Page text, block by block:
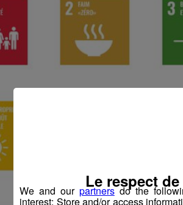
We and our partnersdo the
interest: Store and/or access
Le respect